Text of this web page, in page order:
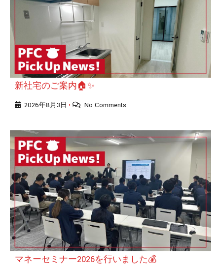
新社宅のご案内🏠✨
2026年8月3日 • No Comments
マネーセミナー2026を行いました💰